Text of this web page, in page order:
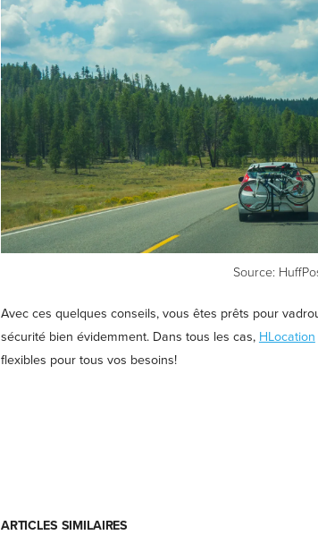
Source:
Avec ces quelques conseils, vous êtes prêts pour
sécurité bien évidemment. Dans tous les cas, HLocation
flexibles pour tous vos besoins!
ARTICLES SIMILAIRES